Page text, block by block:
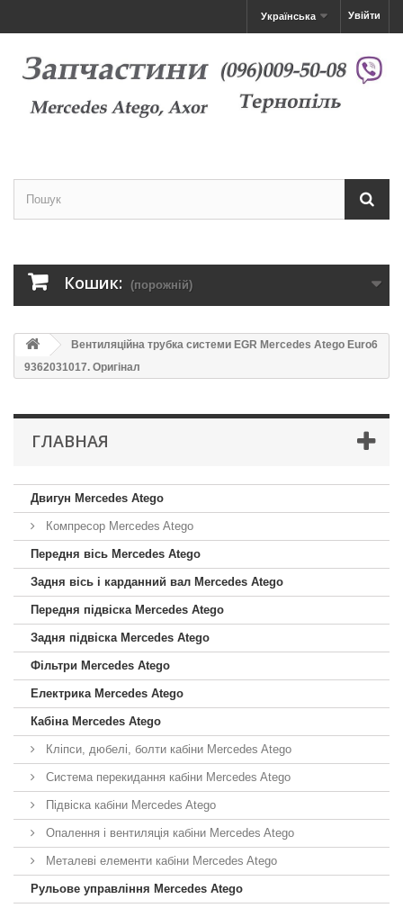
Увійти
Українська
Кошик: (порожній)
Вентиляційна трубка системи EGR Mercedes Atego Euro6
9362031017. Оригінал
ГЛАВНАЯ
Двигун Mercedes Atego
Компресор Mercedes Atego
Передня вісь Mercedes Atego
Задня вісь і карданний вал Mercedes Atego
Передня підвіска Mercedes Atego
Задня підвіска Mercedes Atego
Фільтри Mercedes Atego
Електрика Mercedes Atego
Кабіна Mercedes Atego
Кліпси, дюбелі, болти кабіни Mercedes Atego
Система перекидання кабіни Mercedes Atego
Підвіска кабіни Mercedes Atego
Опалення і вентиляція кабіни Mercedes Atego
Металеві елементи кабіни Mercedes Atego
Рульове управління Mercedes Atego